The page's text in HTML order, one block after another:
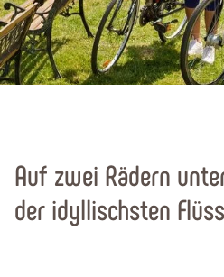
Auf zwei Rädern
der idyllischsten